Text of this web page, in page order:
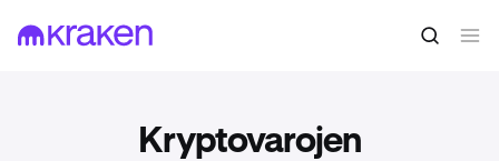
Kryptovarojen